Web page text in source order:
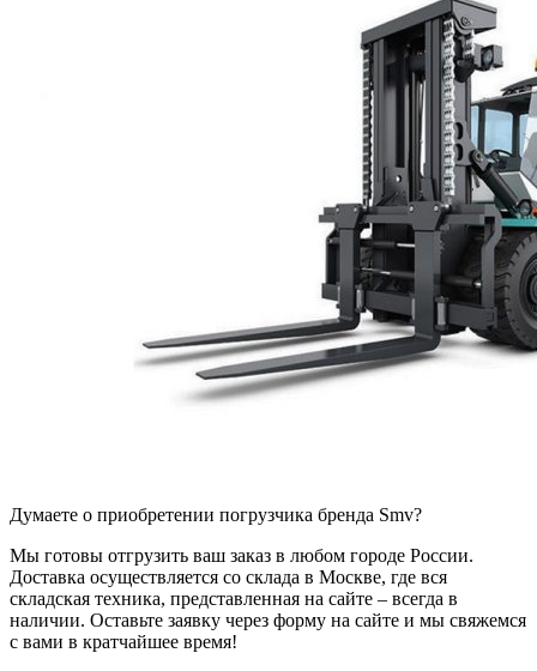
Думаете о приобретении погрузчика бренда Smv?
Мы готовы отгрузить ваш заказ в любом городе России.
Доставка осуществляется со склада в Москве, где вся
складская техника, представленная на сайте – всегда в
наличии. Оставьте заявку через форму на сайте и мы свяжемся
с вами в кратчайшее время!